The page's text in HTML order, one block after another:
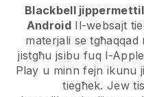
Blackbell
Android Il-websajt
materjali se tgħaqqad
jistgħu jsibu fuq l-
Play u minn fejn ikunu
tiegħek. Jew